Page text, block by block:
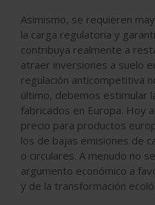
Asimismo, se requieren
la carga regulatoria y
contribuya realmente a
atraer inversiones a suelo
regulación anticompetitiva
último, debemos estimular
fabricados en Europa. Hoy
precio para productos
los de bajas emisiones de
o circulares. A menudo no
argumento económico a
y de la transformación